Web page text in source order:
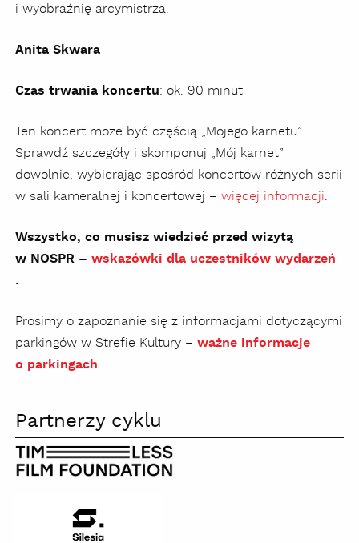
i wyobraźnię arcymistrza.
Anita Skwara
Czas trwania koncertu: ok. 90 minut
Ten koncert może być częścią „Mojego karnetu”.
Sprawdź szczegóły i skomponuj „Mój karnet”
dowolnie, wybierając spośród koncertów różnych serii
w sali kameralnej i koncertowej – więcej informacji.
Wszystko, co musisz wiedzieć przed wizytą
w NOSPR – wskazówki dla uczestników wydarzeń
.
Prosimy o zapoznanie się z informacjami dotyczącymi
parkingów w Strefie Kultury – ważne informacje
o parkingach
Partnerzy cyklu
Foundation